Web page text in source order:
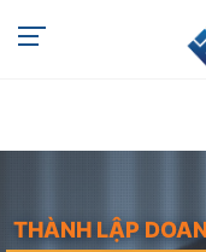
THÀNH LẬP